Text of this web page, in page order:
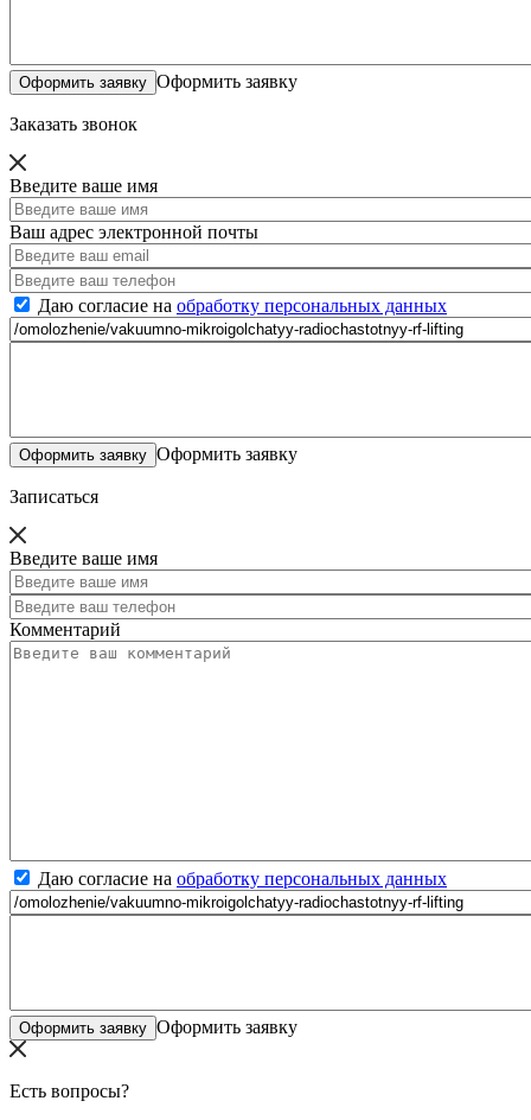
Оформить заявку
Заказать звонок
Введите ваше имя
Ваш адрес электронной почты
Даю согласие на обработку персональных данных
Оформить заявку
Записаться
Введите ваше имя
Комментарий
Даю согласие на обработку персональных данных
Оформить заявку
Есть вопросы?